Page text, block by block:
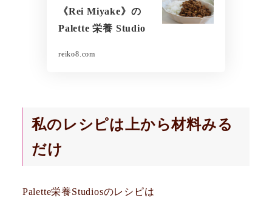
《Rei Miyake》の
Palette 栄養 Studio
reiko8.com
私のレシピは上から材料みる
だけ
Palette栄養Studiosのレシピは